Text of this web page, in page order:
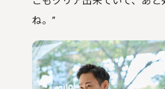
ね。”